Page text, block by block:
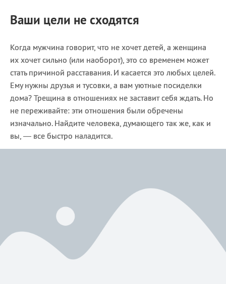
Ваши цели не сходятся
Когда мужчина говорит, что не хочет детей, а женщина
их хочет сильно (или наоборот), это со временем может
стать причиной расставания. И касается это любых целей.
Ему нужны друзья и тусовки, а вам уютные посиделки
дома? Трещина в отношениях не заставит себя ждать. Но
не переживайте: эти отношения были обречены
изначально. Найдите человека, думающего так же, как и
вы, — все быстро наладится.